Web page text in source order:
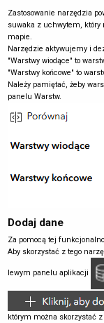
Zastosowanie narzędzia
suwaka z uchwytem, który
mapie.
Narzędzie aktywujemy i
"Warstwy wiodące" to
"Warstwy końcowe" to
Należy pamiętać, żeby
panelu Warstw.
Dodaj dane
Za pomocą tej
Aby skorzystać z tego
lewym panelu aplikacji
którym można skorzystać